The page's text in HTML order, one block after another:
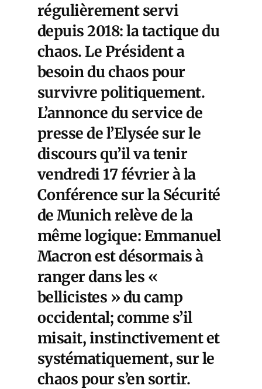
régulièrement servi
depuis 2018: la tactique du
chaos. Le Président a
besoin du chaos pour
survivre politiquement.
L’annonce du service de
presse de l’Elysée sur le
discours qu’il va tenir
vendredi 17 février à la
Conférence sur la Sécurité
de Munich relève de la
même logique: Emmanuel
Macron est désormais à
ranger dans les «
bellicistes » du camp
occidental; comme s’il
misait, instinctivement et
systématiquement, sur le
chaos pour s’en sortir.